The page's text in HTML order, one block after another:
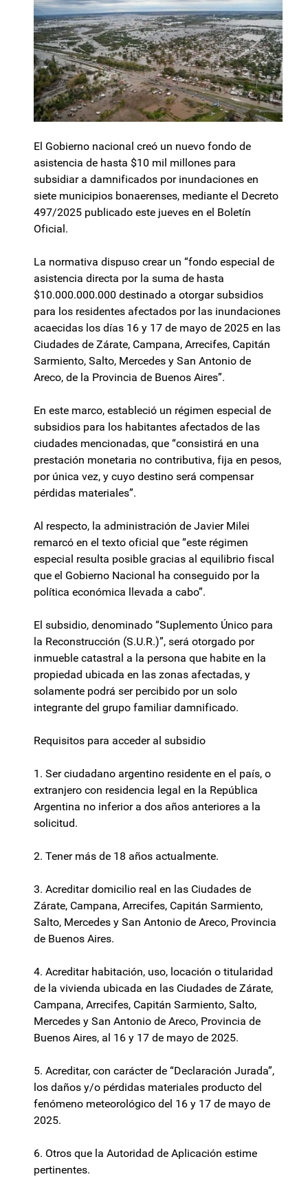
El Gobierno nacional creó un nuevo fondo de
asistencia de hasta $10 mil millones para
subsidiar a damnificados por inundaciones en
siete municipios bonaerenses, mediante el Decreto
497/2025 publicado este jueves en el Boletín
Oficial.
La normativa dispuso crear un “fondo especial de
asistencia directa por la suma de hasta
$10.000.000.000 destinado a otorgar subsidios
para los residentes afectados por las inundaciones
acaecidas los días 16 y 17 de mayo de 2025 en las
Ciudades de Zárate, Campana, Arrecifes, Capitán
Sarmiento, Salto, Mercedes y San Antonio de
Areco, de la Provincia de Buenos Aires”.
En este marco, estableció un régimen especial de
subsidios para los habitantes afectados de las
ciudades mencionadas, que “consistirá en una
prestación monetaria no contributiva, fija en pesos,
por única vez, y cuyo destino será compensar
pérdidas materiales”.
Al respecto, la administración de Javier Milei
remarcó en el texto oficial que “este régimen
especial resulta posible gracias al equilibrio fiscal
que el Gobierno Nacional ha conseguido por la
política económica llevada a cabo”.
El subsidio, denominado “Suplemento Único para
la Reconstrucción (S.U.R.)”, será otorgado por
inmueble catastral a la persona que habite en la
propiedad ubicada en las zonas afectadas, y
solamente podrá ser percibido por un solo
integrante del grupo familiar damnificado.
Requisitos para acceder al subsidio
1. Ser ciudadano argentino residente en el país, o
extranjero con residencia legal en la República
Argentina no inferior a dos años anteriores a la
solicitud.
2. Tener más de 18 años actualmente.
3. Acreditar domicilio real en las Ciudades de
Zárate, Campana, Arrecifes, Capitán Sarmiento,
Salto, Mercedes y San Antonio de Areco, Provincia
de Buenos Aires.
4. Acreditar habitación, uso, locación o titularidad
de la vivienda ubicada en las Ciudades de Zárate,
Campana, Arrecifes, Capitán Sarmiento, Salto,
Mercedes y San Antonio de Areco, Provincia de
Buenos Aires, al 16 y 17 de mayo de 2025.
5. Acreditar, con carácter de “Declaración Jurada”,
los daños y/o pérdidas materiales producto del
fenómeno meteorológico del 16 y 17 de mayo de
2025.
6. Otros que la Autoridad de Aplicación estime
pertinentes.